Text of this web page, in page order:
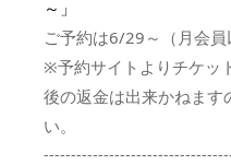
～」
ご予約は6/29～（月会員
※予約サイトよりチケッ
後の返金は出来かねます
い。